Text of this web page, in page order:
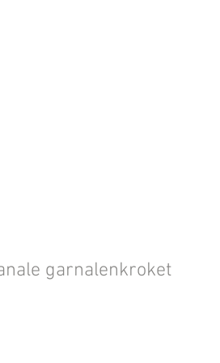
garnalenkroket